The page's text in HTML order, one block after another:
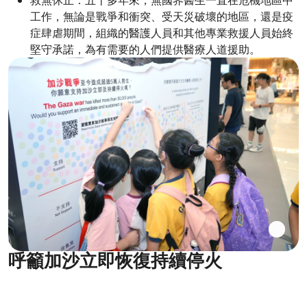
工作，無論是戰爭和衝突、受天災破壞的地區，還是疫
症肆虐期間，組織的醫護人員和其他專業救援人員始終
堅守承諾，為有需要的人們提供醫療人道援助。
呼籲加沙立即恢復持續停火